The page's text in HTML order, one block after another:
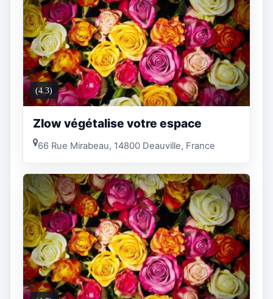
(4.3)
Zlow végétalise votre espace
66 Rue Mirabeau, 14800 Deauville, France